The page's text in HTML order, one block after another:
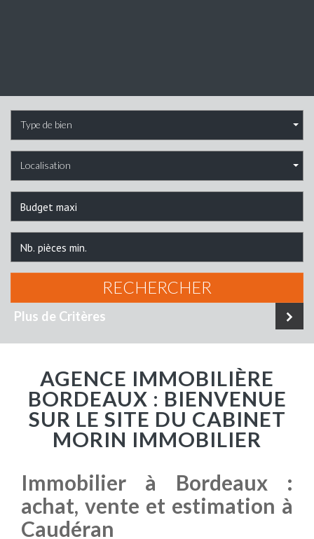
Type de bien
Localisation
RECHERCHER
Plus de Critères
AGENCE IMMOBILIÈRE
BORDEAUX : BIENVENUE
SUR LE SITE DU CABINET
MORIN IMMOBILIER
Immobilier à Bordeaux :
achat, vente et estimation à
Caudéran